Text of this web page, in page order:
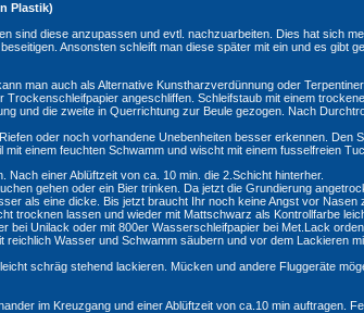
Plastik)
sind diese anzupassen und evtl. nachzuarbeiten. Dies hat sich
Ansonsten schleift man diese später mit ein und es gibt
man auch als Alternative Kunstharzverdünnung oder
Trockenschleifpapier angeschliffen. Schleifstaub mit einem
und die zweite in Querrichtung zur Beule gezogen. Nach
oder noch vorhandene Unebenheiten besser erkennen.
mit einem feuchten Schwamm und wischt mit einem fusselfreien
Nach einer Ablüftzeit von ca. 10 min. die 2.Schicht hinterher.
gehen oder ein Bier trinken. Da jetzt die Grundierung
als eine dicke. Bis jetzt braucht Ihr noch keine Angst vor
trocknen lassen und wieder mit Mattschwarz als Kontrollfarbe
bei Unilack oder mit 800er Wasserschleifpapier bei Met.Lack
reichlich Wasser und Schwamm säubern und vor dem Lackieren
schräg stehend lackieren. Mücken und andere Fluggeräte
im Kreuzgang und einer Ablüftzeit von ca.10 min auftragen.